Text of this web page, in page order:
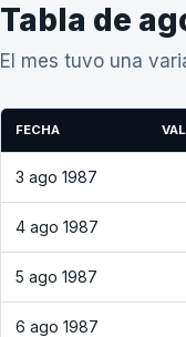
Tabla de
El mes tuvo una
FECHA
3 ago 1987
4 ago 1987
5 ago 1987
6 ago 1987